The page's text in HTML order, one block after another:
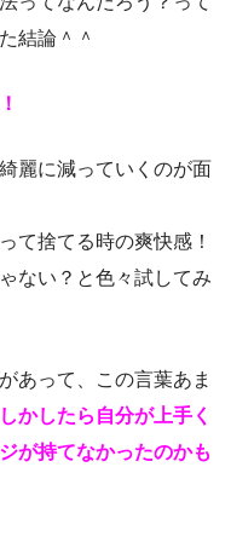
結論＾＾
麗に減っていくのが面
て捨てる時の爽快感！
ない？と色々試してみ
あって、この言葉あま
かしたら自分が上手く
が持てなかったのかも